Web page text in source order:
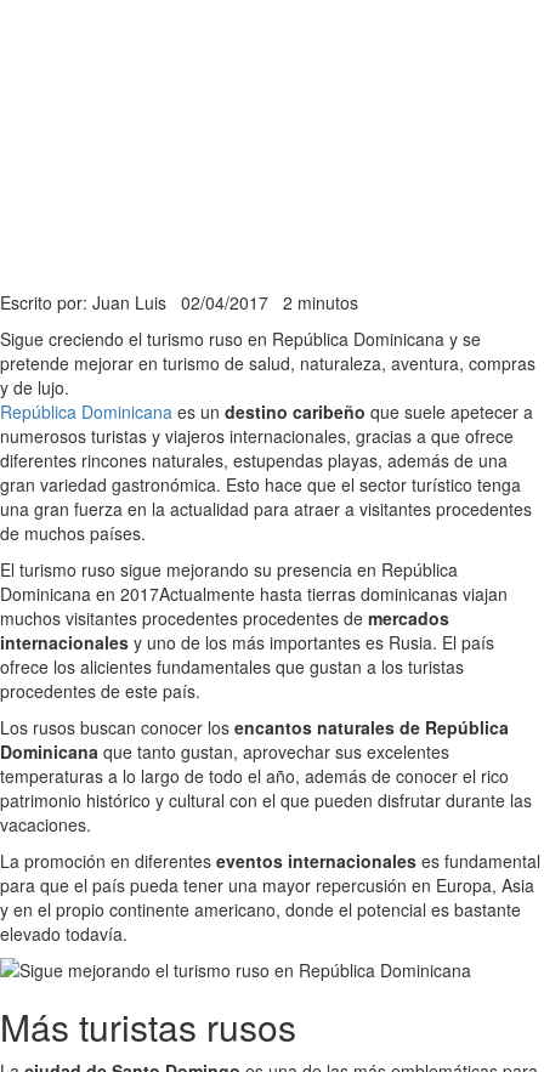
Escrito por: Juan Luis 02/04/2017 2 minutos
Sigue creciendo el turismo ruso en República Dominicana y se
pretende mejorar en turismo de salud, naturaleza, aventura, compras
y de lujo.
República Dominicana es un destino caribeño que suele apetecer a
numerosos turistas y viajeros internacionales, gracias a que ofrece
diferentes rincones naturales, estupendas playas, además de una
gran variedad gastronómica. Esto hace que el sector turístico tenga
una gran fuerza en la actualidad para atraer a visitantes procedentes
de muchos países.
El turismo ruso sigue mejorando su presencia en República
Dominicana en 2017Actualmente hasta tierras dominicanas viajan
muchos visitantes procedentes procedentes de mercados
internacionales y uno de los más importantes es Rusia. El país
ofrece los alicientes fundamentales que gustan a los turistas
procedentes de este país.
Los rusos buscan conocer los encantos naturales de República
Dominicana que tanto gustan, aprovechar sus excelentes
temperaturas a lo largo de todo el año, además de conocer el rico
patrimonio histórico y cultural con el que pueden disfrutar durante las
vacaciones.
La promoción en diferentes eventos internacionales es fundamental
para que el país pueda tener una mayor repercusión en Europa, Asia
y en el propio continente americano, donde el potencial es bastante
elevado todavía.
Más turistas rusos